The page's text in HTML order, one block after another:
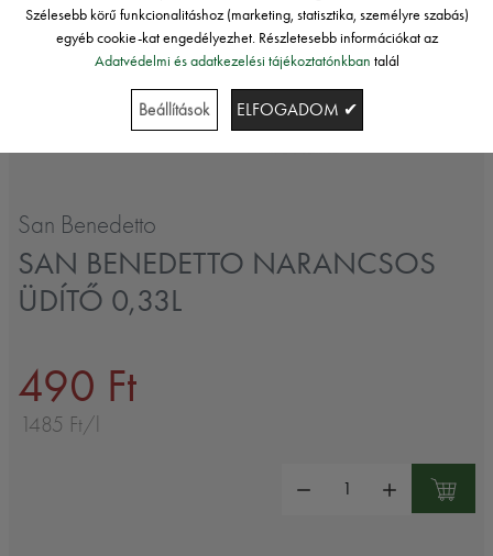
San Benedetto
SAN BENEDETTO NARANCSOS
ÜDÍTŐ 0,33L
490 Ft
1485 Ft/l
Szélesebb körű funkcionalitáshoz (marketing, statisztika, személyre szabás)
egyéb cookie-kat engedélyezhet. Részletesebb információkat az
Adatvédelmi és adatkezelési tájékoztatónkban talál
Beállítások ELFOGADOM ✔